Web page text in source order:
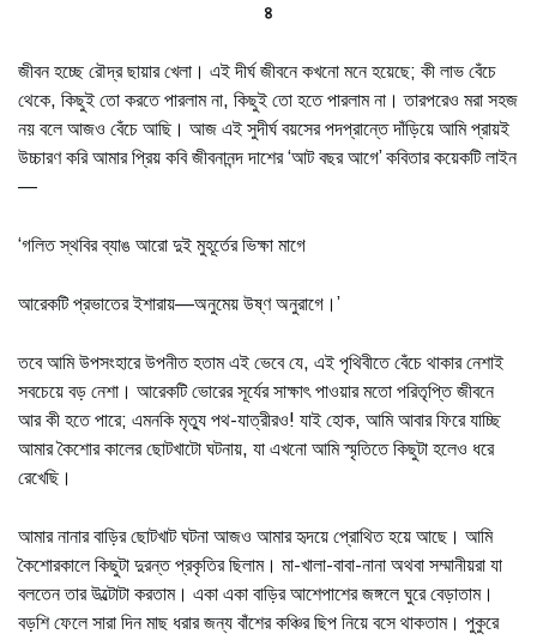
৪
জীবন হচ্ছে রৌদ্র ছায়ার খেলা। এই দীর্ঘ জীবনে কখনো মনে হয়েছে; কী লাভ বেঁচে
থেকে, কিছুই তো করতে পারলাম না, কিছুই তো হতে পারলাম না। তারপরেও মরা সহজ
নয় বলে আজও বেঁচে আছি। আজ এই সুদীর্ঘ বয়সের পদপ্রান্তে দাঁড়িয়ে আমি প্রায়ই
উচ্চারণ করি আমার প্রিয় কবি জীবনানন্দ দাশের ‘আট বছর আগে’ কবিতার কয়েকটি লাইন
—
‘গলিত স্থবির ব্যাঙ আরো দুই মুহূর্তের ভিক্ষা মাগে
আরেকটি প্রভাতের ইশারায়—অনুমেয় উষ্ণ অনুরাগে।’
তবে আমি উপসংহারে উপনীত হতাম এই ভেবে যে, এই পৃথিবীতে বেঁচে থাকার নেশাই
সবচেয়ে বড় নেশা। আরেকটি ভোরের সূর্যের সাক্ষাৎ পাওয়ার মতো পরিতৃপ্তি জীবনে
আর কী হতে পারে; এমনকি মৃত্যু পথ-যাত্রীরও! যাই হোক, আমি আবার ফিরে যাচ্ছি
আমার কৈশোর কালের ছোটখাটো ঘটনায়, যা এখনো আমি স্মৃতিতে কিছুটা হলেও ধরে
রেখেছি।
আমার নানার বাড়ির ছোটখাট ঘটনা আজও আমার হৃদয়ে প্রোথিত হয়ে আছে। আমি
কৈশোরকালে কিছুটা দুরন্ত প্রকৃতির ছিলাম। মা-খালা-বাবা-নানা অথবা সম্মানীয়রা যা
বলতেন তার উল্টোটা করতাম। একা একা বাড়ির আশেপাশের জঙ্গলে ঘুরে বেড়াতাম।
বড়শি ফেলে সারা দিন মাছ ধরার জন্য বাঁশের কঞ্চির ছিপ নিয়ে বসে থাকতাম। পুকুরে